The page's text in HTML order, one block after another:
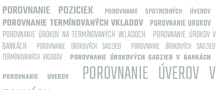
POROVNANIE POZICIEK POROVNANIE SPOTREBNÝCH ÚVEROV
POROVNANIE TERMÍNOVANÝCH VKLADOV POROVNANIE UROKOV
POROVNANIE ÚROKOV NA TERMÍNOVANÝCH VKLADOCH POROVNANIE ÚROKOV V
BANKÁCH
POROVNANIE ÚROKOVÝCH SADZIEB
POROVNANIE ÚROKOVÝCH SADZIEB
TERMÍNOVANÝCH VKLADOV
POROVNANIE ÚROKOVÝCH SADZIEB V BANKÁCH
POROVNANIE UVEROV
POROVNANIE ÚVEROV V